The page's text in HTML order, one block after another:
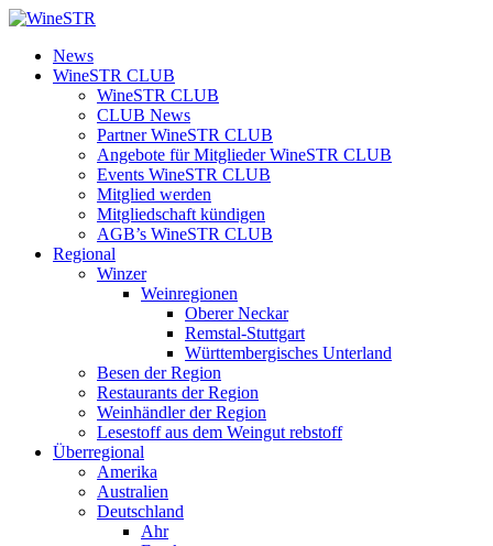
Zum
springen
WineSTR
News
WineSTR CLUB
WineSTR CLUB
CLUB News
Partner WineSTR CLUB
Angebote für Mitglieder WineSTR CLUB
Events WineSTR CLUB
Mitglied werden
Mitgliedschaft kündigen
AGB’s WineSTR CLUB
Regional
Winzer
Weinregionen
Oberer Neckar
Remstal-Stuttgart
Württembergisches Unterland
Besen der Region
Restaurants der Region
Weinhändler der Region
Lesestoff aus dem Weingut rebstoff
Überregional
Amerika
Australien
Deutschland
Ahr